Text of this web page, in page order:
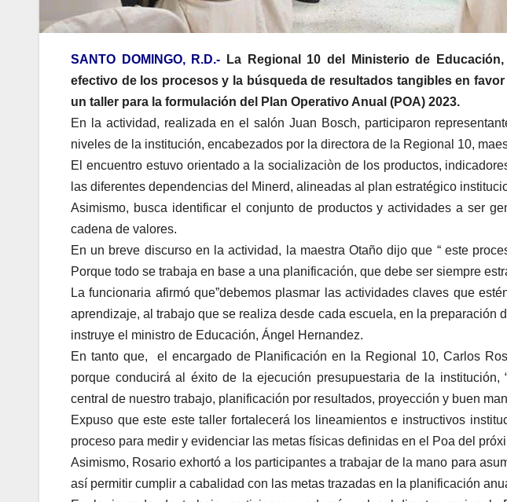
SANTO DOMINGO, R.D.-
La Regional 10 del Ministerio de
efectivo de los procesos y la búsqueda de resultados tangibles en
un taller para la formulación del Plan Operativo Anual (POA) 2023.
En la actividad, realizada en el salón Juan Bosch, participaron
niveles de la institución, encabezados por la directora de la Regional 10,
El encuentro estuvo orientado a la socializaciòn de los productos,
las diferentes dependencias del Minerd, alineadas al plan estratégico
Asimismo, busca identificar el conjunto de productos y actividades a ser
cadena de valores.
En un breve discurso en la actividad, la maestra Otaño dijo que “ este
Porque todo se trabaja en base a una planificación, que debe ser siempre
La funcionaria afirmó que”debemos plasmar las actividades claves que
aprendizaje, al trabajo que se realiza desde cada escuela, en la preparación
instruye el ministro de Educación, Ángel Hernandez.
En tanto que, el encargado de Planificación en la Regional 10, Carlos
porque conducirá al éxito de la ejecución presupuestaria de la
central de nuestro trabajo, planificación por resultados, proyección y buen
Expuso que este este taller fortalecerá los lineamientos e instructivos
proceso para medir y evidenciar las metas físicas definidas en el Poa del
Asimismo, Rosario exhortó a los participantes a trabajar de la mano para
así permitir cumplir a cabalidad con las metas trazadas en la planificación